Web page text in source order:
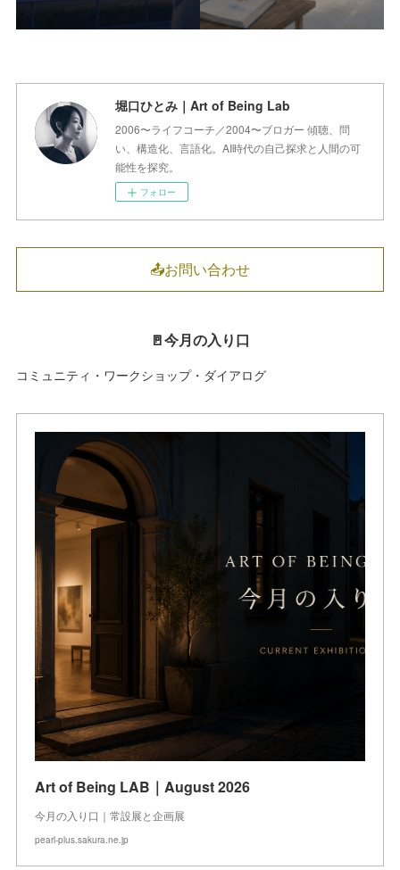
堀口ひとみ｜Art of Being Lab
2006〜ライフコーチ／2004〜ブロガー 傾聴、問
い、構造化、言語化。AI時代の自己探求と人間の可
能性を探究。
フォロー
📤お問い合わせ
🚪今月の入り口
コミュニティ・ワークショップ・ダイアログ
Art of Being LAB｜August 2026
今月の入り口｜常設展と企画展
pearl-plus.sakura.ne.jp